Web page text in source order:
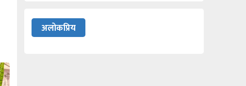
अलोकप्रिय